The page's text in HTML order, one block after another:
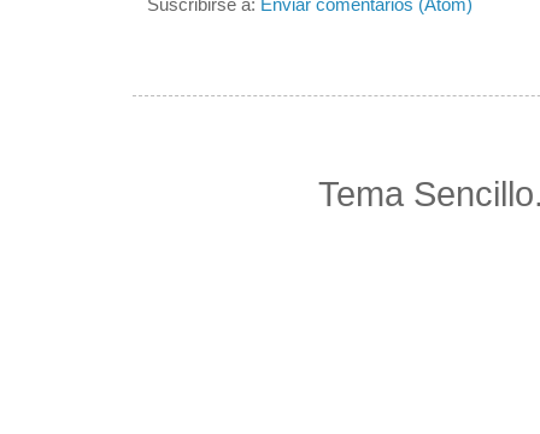
Suscribirse a: Enviar comentarios (Atom)
Tema